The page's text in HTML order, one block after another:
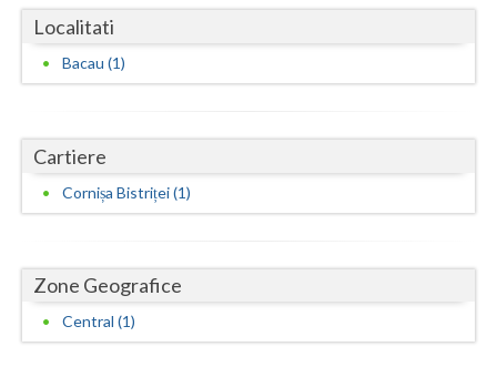
Hunedoara
Ialomita
Maramures
Mures
Neamt
Localitati
Bacau (1)
Cartiere
Cornișa Bistriței (1)
Zone Geografice
Central (1)